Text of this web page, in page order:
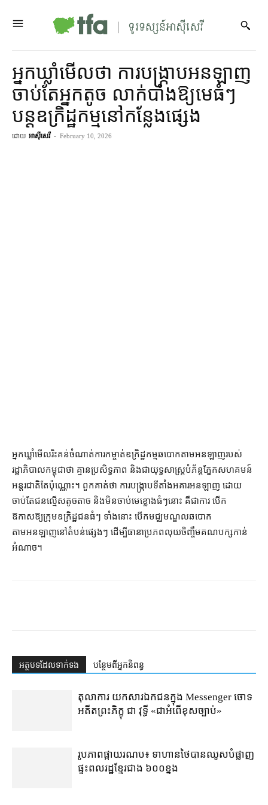
អ្នកឃ្លាំមើលថា ការបង្ក្រាបអនឡាញ
ចាប់តែអ្នកតូច លាក់បាំងឱ្យមេធំៗ
បន្តឧក្រិដ្ឋកម្មនៅកន្លែងផ្សេង
ដោយ អាស៊ីសេរី - February 10, 2026
អ្នកឃ្លាំមើលរិះគន់ចំណាត់ការកម្ចាត់ឧក្រិដ្ឋកម្មឆបោកតាមអនឡាញរបស់
រដ្ឋាភិបាលកម្ពុជាថា គ្មានប្រសិទ្ធភាព និងជាយុទ្ធសាស្ត្របំភ័ន្តភ្នែកសហគមន៍
អន្តរជាតិតែប៉ុណ្ណោះ។ ពួកគាត់ថា ការបង្ក្រាបទីតាំងអគារអនឡាញ ដោយ
ចាប់តែជនល្មើសតូចតាច និងមិនចាប់មេខ្លោងធំៗនោះ គឺជាការ បើក
ឱកាសឱ្យក្រុមឧក្រិដ្ឋជនធំៗ ទាំងនោះ បើកមជ្ឈមណ្ឌលឆបោក
តាមអនឡាញនៅតំបន់ផ្សេងៗ ដើម្បីធានាប្រភពលុយចិញ្ចឹមគណបក្សកាន់
អំណាច។
អត្ថបទ​ដែល​ទាក់ទង បន្ថែម​ពី​អ្នកនិពន្ធ
តុលាការ​​ យកសារឯកជនក្នុង Messenger ចោទ
អតីតព្រះភិក្ខុ ជា វុទ្ធី «ជាអំពើខុសច្បាប់»
រូបភាពផ្កាយរណប៖ ទាហានថៃបានឈូសបំផ្លាញ
ផ្ទះពលរដ្ឋខ្មែរជាង ៦០០ខ្នង